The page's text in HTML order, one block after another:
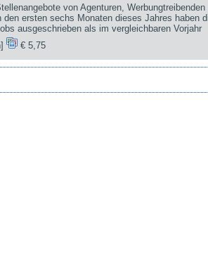
von Agenturen,
den ersten sechs Monaten dieses Jahres haben
ausgeschrieben als im vergleichbaren Vorjahr
€ 5,75